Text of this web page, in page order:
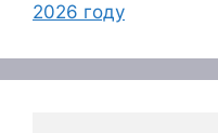
2026 году